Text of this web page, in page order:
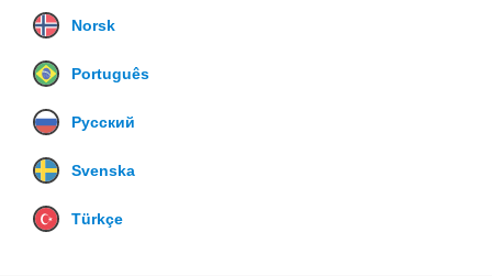
Norsk
Português
Русский
Svenska
Türkçe